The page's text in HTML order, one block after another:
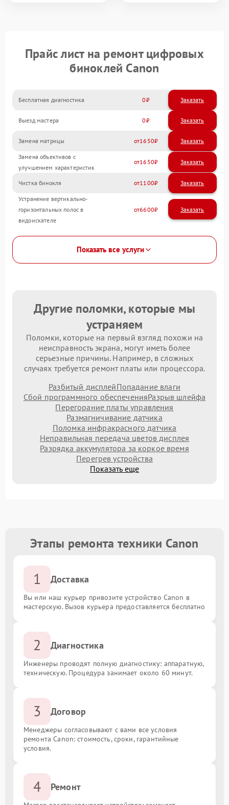
Прайс лист на ремонт цифровых
биноклей Canon
Бесплатная диагностика 0 Заказать
Выезд мастера 0 Заказать
Замена матрицы 1650
Замена объективов с
улучшением характеристик
1650
Чистка бинокля 1100
Устранение вертикально-
горизонтальных полос в
видоискателе
6600
Показать все услуги
Другие поломки, которые мы
устраняем
Поломки, которые на первый взгляд похожи на
неисправность экрана, могут иметь более
серьезные причины. Например, в сложных
случаях требуется ремонт платы или процессора.
Разбитый дисплейПопадание влаги
Сбой программного обеспеченияРазрыв шлейфа
Перегорание платы управления
Размагничивание датчика
Поломка инфракрасного датчика
Неправильная передача цветов дисплея
Разрядка аккумулятора за коркое время
Перегрев устройства
Показать еще
Этапы ремонта техники Canon
1 Доставка
Вы или наш курьер привозите устройство Canon в
мастерскую. Вызов курьера предоставляется бесплатно
2 Диагностика
Инженеры проводят полную диагностику: аппаратную,
техническую. Процедура занимает около 60 минут.
3 Договор
Менеджеры согласовывают с вами все условия
ремонта Canon: стоимость, сроки, гарантийные
условия.
4 Ремонт